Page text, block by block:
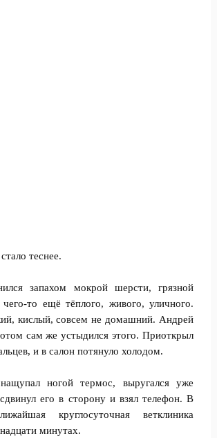
теснее.
запахом мокрой шерсти, грязной
то ещё тёплого, живого, уличного.
кислый, совсем не домашний. Андрей
сам же устыдился этого. Приоткрыл
и в салон потянуло холодом.
ногой термос, выругался уже
его в сторону и взял телефон. В
круглосуточная ветклиника
минутах.